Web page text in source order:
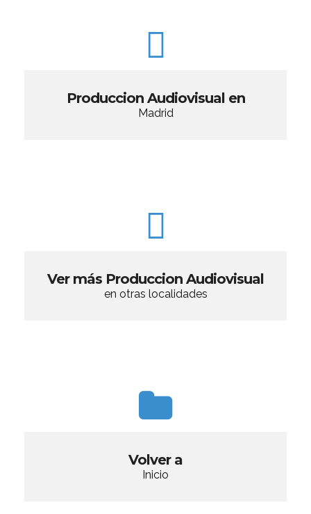
Produccion Audiovisual en
Madrid
Ver más Produccion Audiovisual
en otras localidades
Volver a
Inicio